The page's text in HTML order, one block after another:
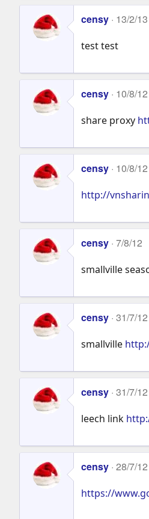
censy 13/2/13
test test
censy 10/8/12
share proxy
censy 10/8/12
http://
censy 7/8/12
smallville
censy 31/7/12
smallville
censy 31/7/12
leech link
censy 28/7/12
https://